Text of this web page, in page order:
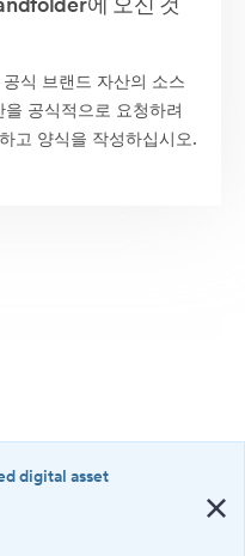
식 브랜드 자산의 소스
공식적으로 요청하려
고 양식을 작성하십시오.
digital asset